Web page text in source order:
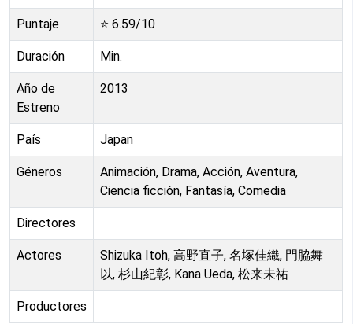
Puntaje ⭐ 6.59/10
Duración Min.
Año de
Estreno
2013
País Japan
Géneros
Animación, Drama, Acción, Aventura,
Ciencia ficción, Fantasía, Comedia
Directores
Actores
Shizuka Itoh, 高野直子, 名塚佳織, 門脇舞
以, 杉山紀彰, Kana Ueda, 松来未祐
Productores